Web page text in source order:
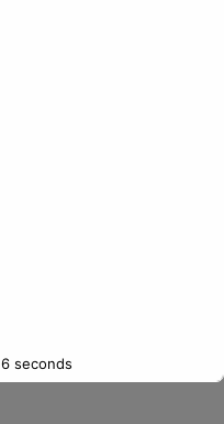
6seconds